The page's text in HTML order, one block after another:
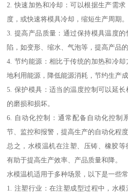
2. 快速加热和冷却：可以根据生产需
度，或快速将模具冷却，缩短生产周期。
3. 提高产品质量：通过保持模具温度
陷，如变形、缩水、气泡等，提高产品的
4. 节约能源：相比于传统的加热和冷
地利用能源，降低能源消耗，节约生产成
5. 保护模具：适当的温度控制可以延
的磨损和损坏。
6. 自动化控制：通常配备自动化控制
节、监控和报警，提高生产的自动化程度
总之，水模温机在注塑、压铸、橡胶等
有助于提高生产效率、产品质量和降。
水模温机适用于多种场景，以下是一些
1. 注塑行业：在注塑成型过程中，水模